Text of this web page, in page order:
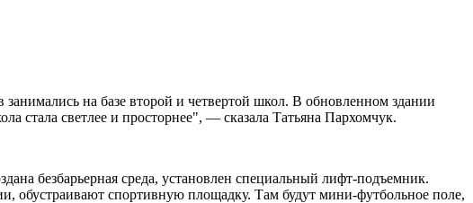
на базе второй и четвертой школ. В обновленном здании
стала светлее и просторнее", — сказала Татьяна Пархомчук.
безбарьерная среда, установлен специальный лифт-подъемник.
обустраивают спортивную площадку. Там будут мини-футбольное поле,